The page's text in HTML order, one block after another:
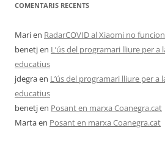
COMENTARIS RECENTS
Marien RadarCOVID al Xiaomi no
benetjen L’ús del programari lliure per a
educatius
jdegraen L’ús del programari lliure per a
educatius
benetjen Posant en marxa Coanegra.cat
Martaen Posant en marxa Coanegra.cat